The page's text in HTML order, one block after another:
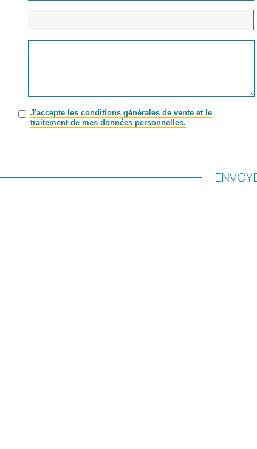
J'accepte les conditions générales de vente et le
traitement de mes données personnelles.